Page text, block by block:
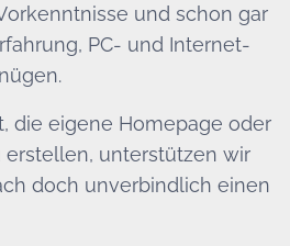
und schon gar
PC- und Internet-
die eigene Homepage oder
unterstützen wir
doch unverbindlich einen